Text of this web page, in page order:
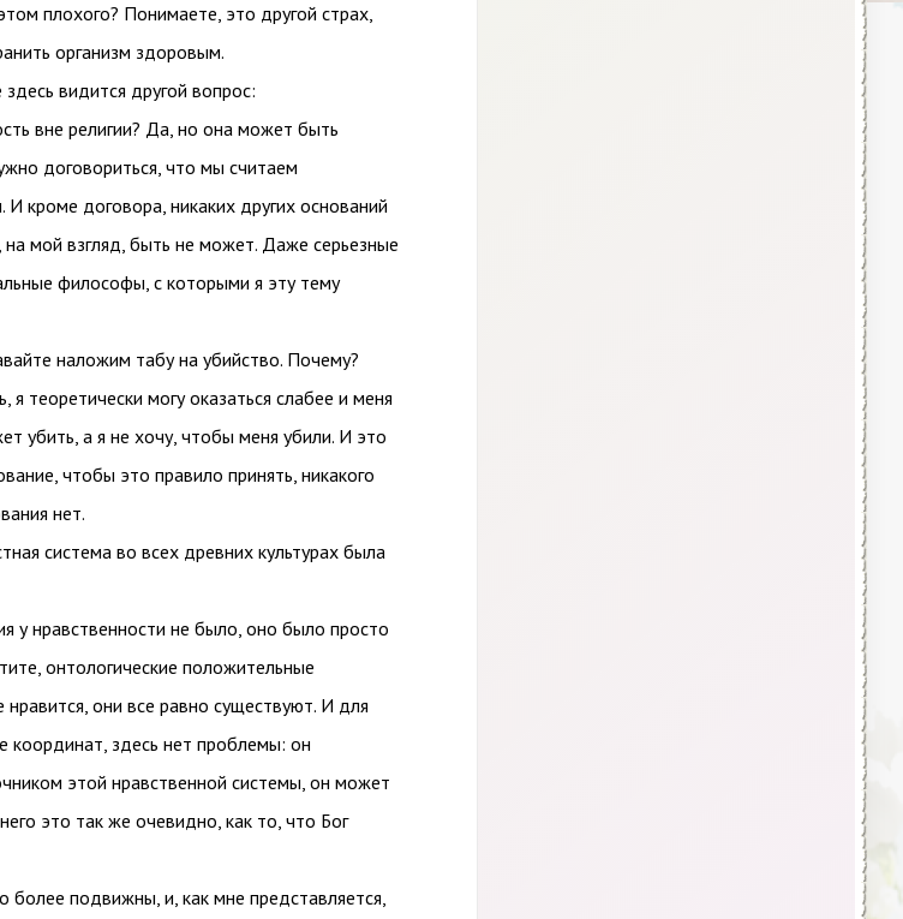
плохого? Понимаете, это другой страх,
организм здоровым.
видится другой вопрос:
вне религии? Да, но она может быть
договориться, что мы считаем
кроме договора, никаких других оснований
на мой взгляд, быть не может. Даже серьезные
философы, с которыми я эту тему
наложим табу на убийство. Почему?
теоретически могу оказаться слабее и меня
убить, а я не хочу, чтобы меня убили. И это
чтобы это правило принять, никакого
нет.
система во всех древних культурах была
у нравственности не было, оно было просто
онтологические положительные
они все равно существуют. И для
координат, здесь нет проблемы: он
этой нравственной системы, он может
это так же очевидно, как то, что Бог
более подвижны, и, как мне представляется,